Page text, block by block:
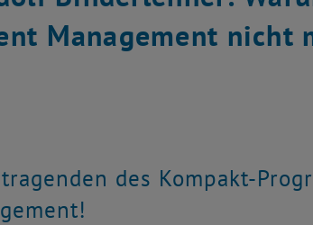
Management nicht
des Kompakt-